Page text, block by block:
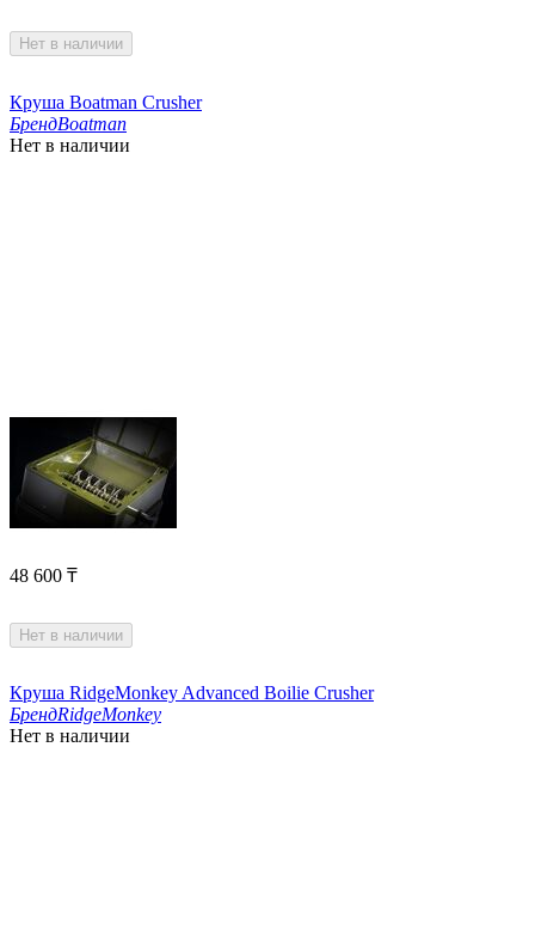
Нет в наличии
Круша Boatman Crusher
БрендBoatman
Нет в наличии
48 600 ₸
Нет в наличии
Круша RidgeMonkey Advanced Boilie Crusher
БрендRidgeMonkey
Нет в наличии